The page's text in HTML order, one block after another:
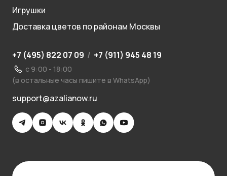
Игрушки
Доставка цветов по районам Москвы
+7 (495) 822 07 09 / +7 (911) 945 48 19
с 9:00 - 18:00
(в остальные часы пишите в WhatsApp)
support@azalianow.ru